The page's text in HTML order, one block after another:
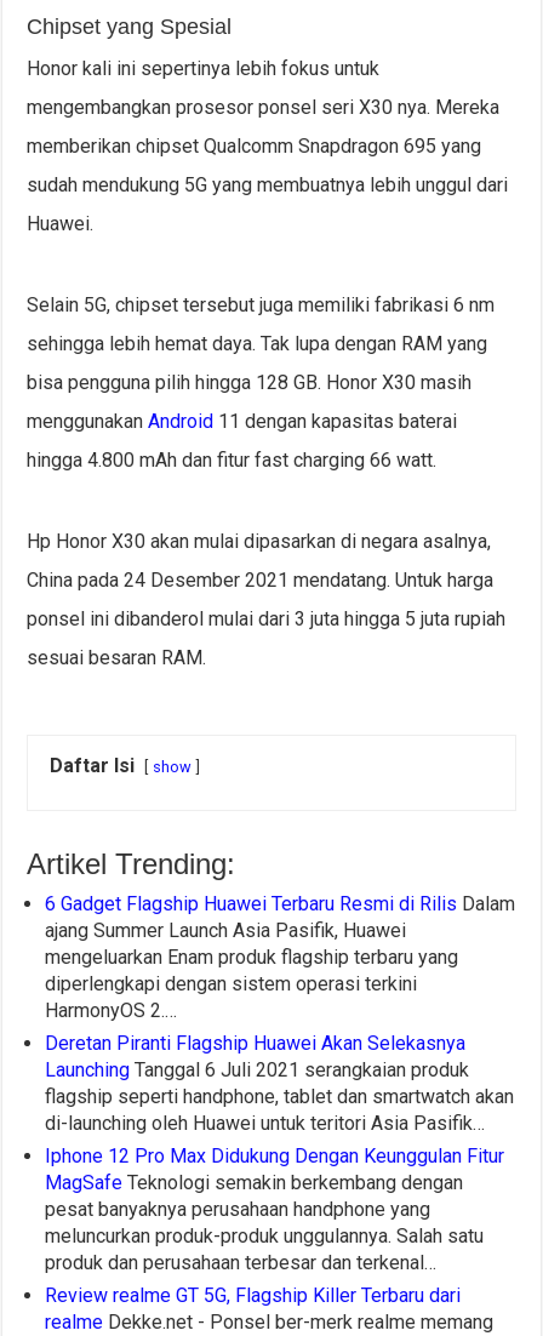
Chipset yang Spesial
Honor kali ini sepertinya lebih fokus untuk
mengembangkan prosesor ponsel seri X30 nya. Mereka
memberikan chipset Qualcomm Snapdragon 695 yang
sudah mendukung 5G yang membuatnya lebih unggul dari
Huawei.
Selain 5G, chipset tersebut juga memiliki fabrikasi 6 nm
sehingga lebih hemat daya. Tak lupa dengan RAM yang
bisa pengguna pilih hingga 128 GB. Honor X30 masih
menggunakanAndroid 11 dengan kapasitas baterai
hingga 4.800 mAh dan fitur fast charging 66 watt.
Hp Honor X30 akan mulai dipasarkan di negara asalnya,
China pada 24 Desember 2021 mendatang. Untuk harga
ponsel ini dibanderol mulai dari 3 juta hingga 5 juta rupiah
sesuai besaran RAM.
Daftar Isi show
Artikel Trending:
6 Gadget Flagship Huawei Terbaru Resmi di Rilis Dalam
ajang Summer Launch Asia Pasifik, Huawei
mengeluarkan Enam produk flagship terbaru yang
diperlengkapi dengan sistem operasi terkini
HarmonyOS 2.…
Deretan Piranti Flagship Huawei Akan Selekasnya
Launching Tanggal 6 Juli 2021 serangkaian produk
flagship seperti handphone, tablet dan smartwatch akan
di-launching oleh Huawei untuk teritori Asia Pasifik…
Iphone 12 Pro Max Didukung Dengan Keunggulan Fitur
MagSafe Teknologi semakin berkembang dengan
pesat banyaknya perusahaan handphone yang
meluncurkan produk-produk unggulannya. Salah satu
produk dan perusahaan terbesar dan terkenal…
Review realme GT 5G, Flagship Killer Terbaru dari
realme Dekke.net - Ponsel ber-merk realme memang